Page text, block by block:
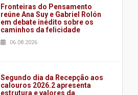
Fronteiras do Pensamento
reúne Ana Suy e Gabriel Rolón
em debate inédito sobre os
caminhos da felicidade
06.08.2026
Segundo dia da Recepção aos
calouros 2026.2 apresenta
estrutura e valores da